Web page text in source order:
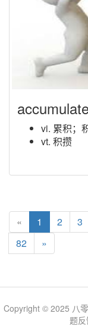
vi. 累积；
vt. 积攒
« 1 2 3
82
»
Copyright © 2025 八
题